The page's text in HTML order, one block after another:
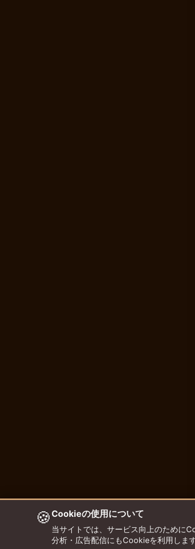
🍪 Cookieの使用について
当サイトでは、サービス向上のために
分析・広告配信にもCookieを利用します